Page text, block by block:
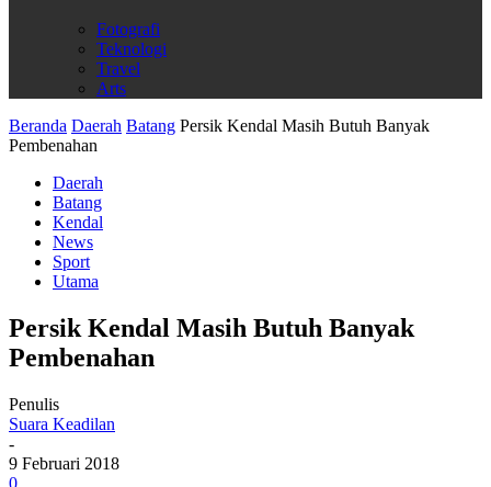
Fotografi
Teknologi
Travel
Arts
Beranda Daerah Batang Persik Kendal Masih Butuh Banyak
Pembenahan
Daerah
Batang
Kendal
News
Sport
Utama
Persik Kendal Masih Butuh Banyak
Pembenahan
Penulis
Suara Keadilan
-
9 Februari 2018
0